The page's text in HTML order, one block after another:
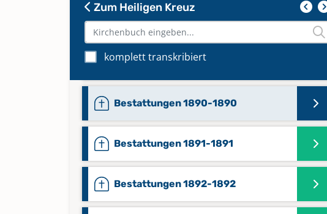
Zum Heiligen Kreuz
komplett transkribiert
Bestattungen 1888-1888
Bestattungen 1889-1889
Bestattungen 1890-1890
Bestattungen 1891-1891
Bestattungen 1892-1892